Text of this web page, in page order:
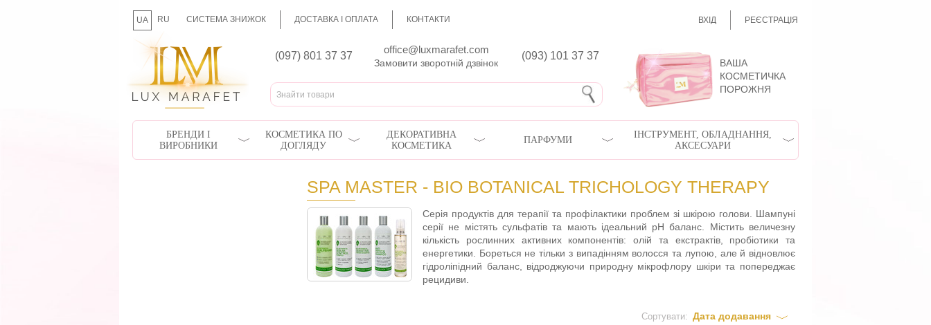
UA RU СИСТЕМА ЗНИЖОК ДОСТАВКА І ОПЛАТА КОНТАКТИ ВХІД РЕЄСТРАЦІЯ
(097) 801 37 37
office@luxmarafet.com
(093) 101 37 37
Замовити зворотній дзвінок
ВАША
КОСМЕТИЧКА
ПОРОЖНЯ
БРЕНДИ І
ВИРОБНИКИ
КОСМЕТИКА ПО
ДОГЛЯДУ
ДЕКОРАТИВНА
КОСМЕТИКА
ПАРФУМИ
ІНСТРУМЕНТ, ОБЛАДНАННЯ,
АКСЕСУАРИ
SPA MASTER - BIO BOTANICAL TRICHOLOGY THERAPY
Серія продуктів для терапії та профілактики проблем зі шкірою голови. Шампуні
серії не містять сульфатів та мають ідеальний pH баланс. Містить величезну
кількість рослинних активних компонентів: олій та екстрактів, пробіотики та
енергетики. Бореться не тільки з випадінням волосся та лупою, але й відновлює
гідроліпідний баланс, відроджуючи природну мікрофлору шкіри та попереджає
рецидиви.
Сортувати: Дата додавання